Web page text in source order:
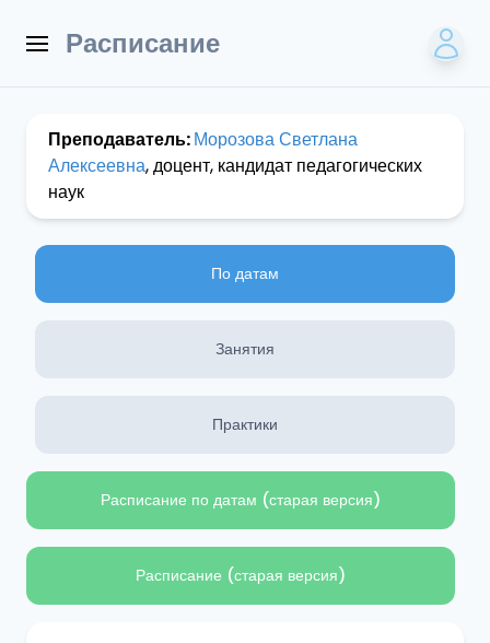
Расписание
Преподаватель:Морозова Светлана
Алексеевна, доцент, кандидат педагогических
наук
По датам
Занятия
Практики
Расписание по датам (старая версия)
Расписание (старая версия)